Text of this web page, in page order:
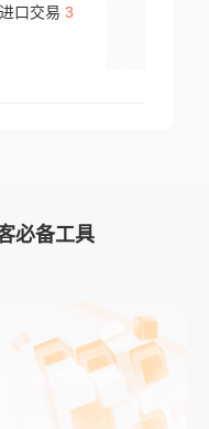
口交易 3
必备工具